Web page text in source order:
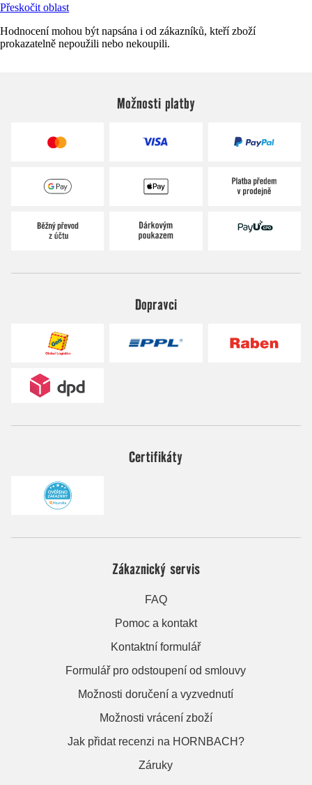
Přeskočit oblast
Hodnocení mohou být napsána i od zákazníků, kteří zboží
prokazatelně nepoužili nebo nekoupili.
Možnosti platby
Dopravci
Certifikáty
Zákaznický servis
FAQ
Pomoc a kontakt
Kontaktní formulář
Formulář pro odstoupení od smlouvy
Možnosti doručení a vyzvednutí
Možnosti vrácení zboží
Jak přidat recenzi na HORNBACH?
Záruky